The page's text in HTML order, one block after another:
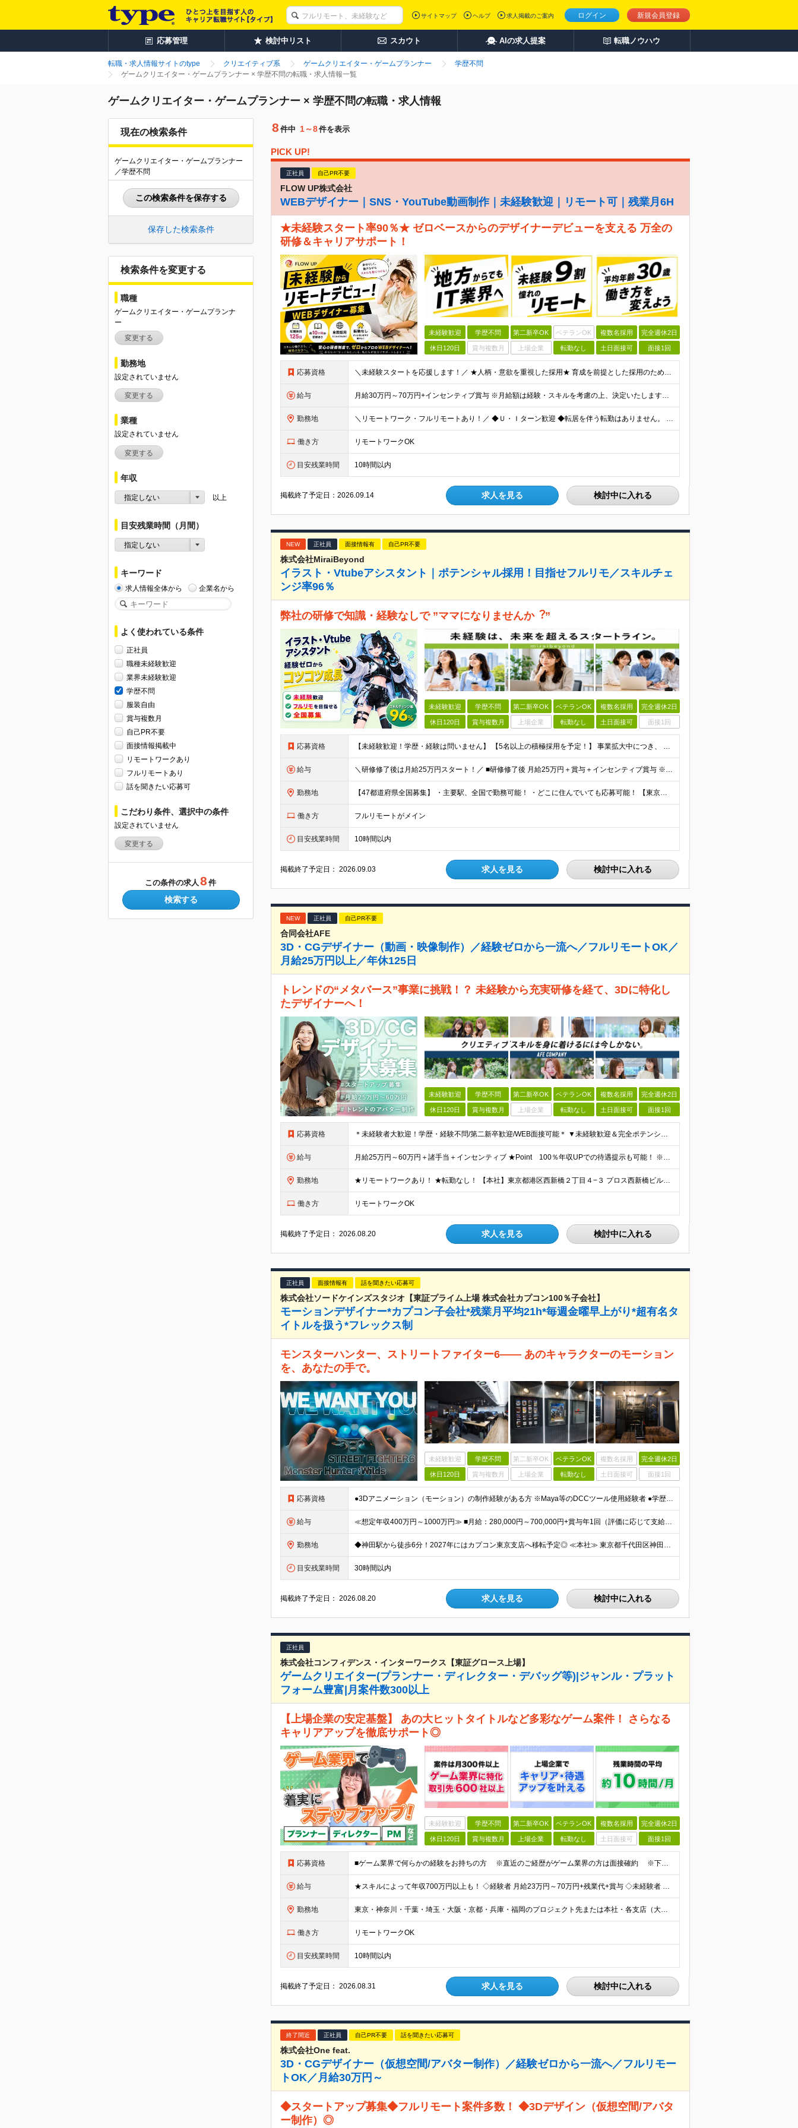
ログイン 新規会員登録
サイトマップ ヘルプ 求人掲載のご案内
応募管理 検討中リスト スカウト AIの求人提案 転職ノウハウ
転職・求人情報サイトのtype クリエイティブ系 ゲームクリエイター・ゲームプランナー
学歴不問
ゲームクリエイター・ゲームプランナー × 学歴不問の転職・求人情報一覧
ゲームクリエイター・ゲームプランナー × 学歴不問の転職・求人情報
現在の検索条件
ゲームクリエイター・ゲームプランナー
／学歴不問
この検索条件を保存する
保存した検索条件
検索条件を変更する
職種
ゲームクリエイター・ゲームプランナ
ー
変更する
勤務地
設定されていません
変更する
業種
設定されていません
変更する
年収
指定しない 以上
目安残業時間（月間）
指定しない
キーワード
求人情報全体から 企業名から
よく使われている条件
正社員
職種未経験歓迎
業界未経験歓迎
学歴不問
服装自由
賞与複数月
自己PR不要
面接情報掲載中
リモートワークあり
フルリモートあり
話を聞きたい応募可
こだわり条件、選択中の条件
設定されていません
変更する
この条件の求人 8 件
検索する
8 件中 1～8件を表示
PICK UP!
正社員 自己PR不要
FLOW UP株式会社
WEBデザイナー｜SNS・YouTube動画制作｜未経験歓迎｜リモート可｜残業月6H
★未経験スタート率90％★ ゼロベースからのデザイナーデビューを支える 万全の
研修＆キャリアサポート！
未経験歓迎 学歴不問 第二新卒OK ベテランOK 複数名採用 完全週休2日
休日120日 賞与複数月 上場企業 転勤なし 土日面接可 面接1回
応募資格 ＼未経験スタートを応援します！／ ★人柄・意欲を重視した採用★ 育成を前提とした採用のため、 「PCに触ったことがほとんどない…」という方の挑戦も歓迎！ ＜例えば…＞ ●やりたいことはあるけど、ス
給与 月給30万円～70万円+インセンティブ賞与 ※月給額は経験・スキルを考慮の上、決定いたします。 【インセンティブについて】 自社サービスを提案し、サービス化した場合、一部の利益をインセンティブとして
勤務地 ＼リモートワーク・フルリモートあり！／ ◆Ｕ・Ｉターン歓迎 ◆転居を伴う転勤はありません。 ◆配属先はお住まいや希望を考慮し決定します。 ◆マイカー通勤OK（駐車場あり／プロジェクトによる） 【本
働き方 リモートワークOK
目安残業時間 10時間以内
掲載終了予定日：2026.09.14 求人を見る 検討中に入れる
NEW 正社員 面接情報有 自己PR不要
株式会社MiraiBeyond
イラスト・Vtubeアシスタント｜ポテンシャル採用！目指せフルリモ／スキルチェ
ンジ率96％
弊社の研修で知識・経験なしで ”ママになりませんか︖”
未経験歓迎 学歴不問 第二新卒OK ベテランOK 複数名採用 完全週休2日
休日120日 賞与複数月 上場企業 転勤なし 土日面接可 面接1回
応募資格 【未経験歓迎！学歴・経験は問いません】 【5名以上の積極採用を予定！】 事業拡大中につき、 これからイラストレーターを目指したい方を積極採用中です！ 「イラストを仕事にしてみたい」 「好きなことを
給与 ＼研修修了後は月給25万円スタート！／ ■研修修了後 月給25万円＋賞与＋インセンティブ賞与 ※残業代は別途支給 ▽研修期間▽ 【未経験者】 ▶ 月給20万円～ 【固定残業代について】
勤務地 【47都道府県全国募集】 ・主要駅、全国で勤務可能！ ・どこに住んでいても応募可能！ 【東京本社】 東京都品川区東品川5-9-2 ≪リモート研修♪⾯接も基本的にオンラインで実施します≫ －主要駅
働き方 フルリモートがメイン
目安残業時間 10時間以内
掲載終了予定日：2026.09.03 求人を見る 検討中に入れる
NEW 正社員 自己PR不要
合同会社AFE
3D・CGデザイナー（動画・映像制作）／経験ゼロから一流へ／フルリモートOK／
月給25万円以上／年休125日
トレンドの“メタバース”事業に挑戦！？ 未経験から充実研修を経て、3Dに特化し
たデザイナーへ！
未経験歓迎 学歴不問 第二新卒OK ベテランOK 複数名採用 完全週休2日
休日120日 賞与複数月 上場企業 転勤なし 土日面接可 面接1回
応募資格 ＊未経験者大歓迎！学歴・経験不問/第二新卒歓迎/WEB面接可能＊ ▼未経験歓迎＆完全ポテンシャル採用！▼ 基礎のキソから学べる研修があるので経験は一切不問！ 面接では「あなたの想い」を教えてくださ
給与 月給25万円～60万円＋諸手当＋インセンティブ ★Point 100％年収UPでの待遇提示も可能！ ※経験者であれば、100%年収アップも実現可能です。 【インセンティブについて】 プロジェクト報
勤務地 ★リモートワークあり！ ★転勤なし！ 【本社】東京都港区西新橋２丁目４−３ プロス西新橋ビル６階 【プロジェクト先】東京都・神奈川県・千葉県・埼玉など多数！ ※希望を考慮の上、配属プロジェクトを決
働き方 リモートワークOK
掲載終了予定日：2026.08.20 求人を見る 検討中に入れる
正社員 面接情報有 話を聞きたい応募可
株式会社ソードケインズスタジオ【東証プライム上場 株式会社カプコン100％子会社】
モーションデザイナー*カプコン子会社*残業月平均21h*毎週金曜早上がり*超有名タ
イトルを扱う*フレックス制
モンスターハンター、ストリートファイター6—— あのキャラクターのモーション
を、あなたの手で。
未経験歓迎 学歴不問 第二新卒OK ベテランOK 複数名採用 完全週休2日
休日120日 賞与複数月 上場企業 転勤なし 土日面接可 面接1回
応募資格 ●3Dアニメーション（モーション）の制作経験がある方 ※Maya等のDCCツール使用経験者 ●学歴不問 ≪求める人物像≫ ●一つの会社で長く安定して働きたい方 ●チームで協力してより良いモノづくりを
給与 ≪想定年収400万円～1000万円≫ ■月給：280,000円～700,000円+賞与年1回（評価に応じて支給額を決定） ┗基本給：208,000円～520,600円+みなし残業代45時間分 ※試用期
勤務地 ◆神田駅から徒歩6分！2027年にはカプコン東京支店へ移転予定◎ ≪本社≫ 東京都千代田区神田西福田町4 ONEST神田西福田町ビル5F ≪株式会社カプコン東京支店≫ 東京都新宿区西新宿二丁目1番
目安残業時間 30時間以内
掲載終了予定日：2026.08.20 求人を見る 検討中に入れる
正社員
株式会社コンフィデンス・インターワークス【東証グロース上場】
ゲームクリエイター(プランナー・ディレクター・デバッグ等)|ジャンル・プラット
フォーム豊富|月案件数300以上
【上場企業の安定基盤】 あの大ヒットタイトルなど多彩なゲーム案件！ さらなる
キャリアアップを徹底サポート◎
未経験歓迎 学歴不問 第二新卒OK ベテランOK 複数名採用 完全週休2日
休日120日 賞与複数月 上場企業 転勤なし 土日面接可 面接1回
応募資格 ■ゲーム業界で何らかの経験をお持ちの方 ※直近のご経歴がゲーム業界の方は面接確約 ※下記のような業界で実務経験をお持ちの方もスキルを活かせます。 （アニメ・マンガ・テレビ・配信・映像・Webおよ
給与 ★スキルによって年収700万円以上も！ ◇経験者 月給23万円～70万円+残業代+賞与 ◇未経験者 月給21万円以上+残業代+賞与 ※経験・スキル・年齢などを考慮の上、当社規定により決定(詳細は
勤務地 東京・神奈川・千葉・埼玉・大阪・京都・兵庫・福岡のプロジェクト先または本社・各支店（大阪・福岡） ※勤務地はご希望を考慮 ※Uターン・Iターンも歓迎 ※一部案件にリモートワーク可能な環境あり ★特
働き方 リモートワークOK
目安残業時間 10時間以内
掲載終了予定日：2026.08.31 求人を見る 検討中に入れる
終了間近 正社員 自己PR不要 話を聞きたい応募可
株式会社One feat.
3D・CGデザイナー（仮想空間/アバター制作）／経験ゼロから一流へ／フルリモー
トOK／月給30万円～
◆スタートアップ募集◆フルリモート案件多数！ ◆3Dデザイン（仮想空間/アバタ
ー制作）◎